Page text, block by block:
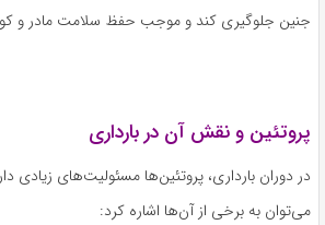
جنین جلوگیری کند و موجب حفظ سلامت مادر و
پروتئین و نقش آن در بارداری
در دوران بارداری، پروتئین‌ها مسئولیت‌های زیادی
می‌توان به برخی از آن‌ها اشاره کرد: